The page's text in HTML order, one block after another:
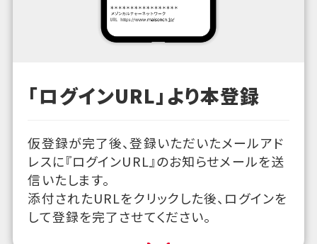
「ログインURL」より本登録
仮登録が完了後、登録いただいたメールアド
レスに『ログインURL』のお知らせメールを送
信いたします。
添付されたURLをクリックした後、ログインを
して登録を完了させてください。